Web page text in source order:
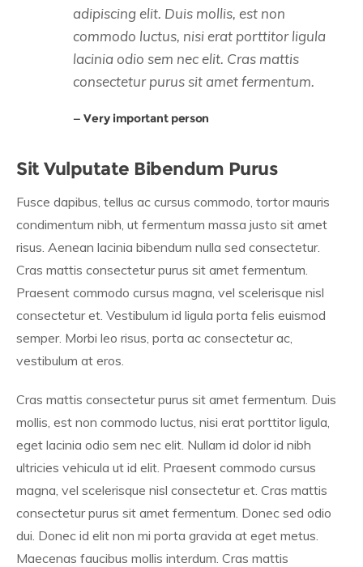
adipiscing elit. Duis mollis, est non
commodo luctus, nisi erat porttitor ligula
lacinia odio sem nec elit. Cras mattis
consectetur purus sit amet fermentum.
Very important person
Sit Vulputate Bibendum Purus
Fusce dapibus, tellus ac cursus commodo, tortor mauris
condimentum nibh, ut fermentum massa justo sit amet
risus. Aenean lacinia bibendum nulla sed consectetur.
Cras mattis consectetur purus sit amet fermentum.
Praesent commodo cursus magna, vel scelerisque nisl
consectetur et. Vestibulum id ligula porta felis euismod
semper. Morbi leo risus, porta ac consectetur ac,
vestibulum at eros.
Cras mattis consectetur purus sit amet fermentum. Duis
mollis, est non commodo luctus, nisi erat porttitor ligula,
eget lacinia odio sem nec elit. Nullam id dolor id nibh
ultricies vehicula ut id elit. Praesent commodo cursus
magna, vel scelerisque nisl consectetur et. Cras mattis
consectetur purus sit amet fermentum. Donec sed odio
dui. Donec id elit non mi porta gravida at eget metus.
Maecenas faucibus mollis interdum. Cras mattis